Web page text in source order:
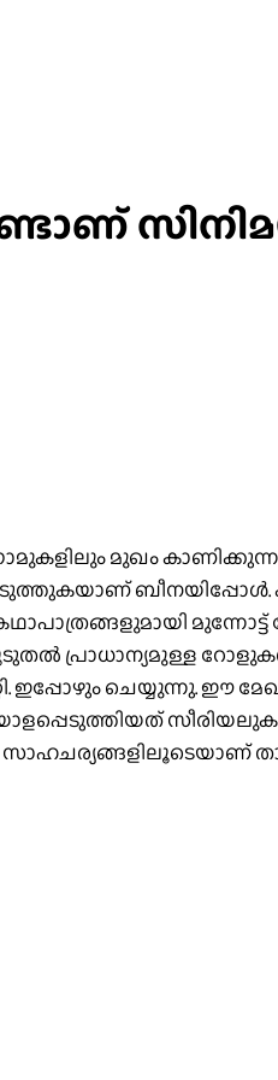
മുഖം
മുന്നോട്ട്
പ്രാധാന്യമുള്ള
ഇപ്പോഴും ചെയ്യുന്നു. ഈ
സാഹചര്യങ്ങളിലൂടെയാണ്